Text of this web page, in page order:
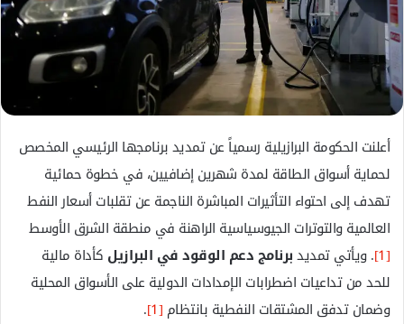
ك
ر
و
ن
ا
أعلنت الحكومة البرازيلية رسمياً عن تمديد برنامجها الرئيسي المخصص
لحماية أسواق الطاقة لمدة شهرين إضافيين، في خطوة حمائية
تهدف إلى احتواء التأثيرات المباشرة الناجمة عن تقلبات أسعار النفط
العالمية والتوترات الجيوسياسية الراهنة في منطقة الشرق الأوسط
[1] . ويأتي تمديدبرنامج دعم الوقود في البرازيل كأداة مالية
للحد من تداعيات اضطرابات الإمدادات الدولية على الأسواق المحلية
وضمان تدفق المشتقات النفطية بانتظام [1]
.